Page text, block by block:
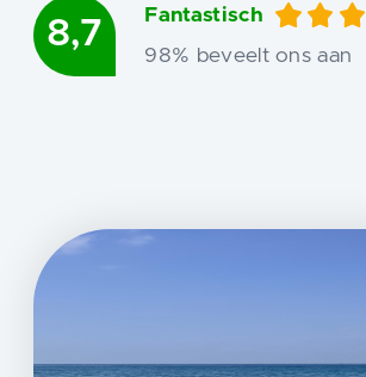
8,7
Fantastisch
98% beveelt ons aan